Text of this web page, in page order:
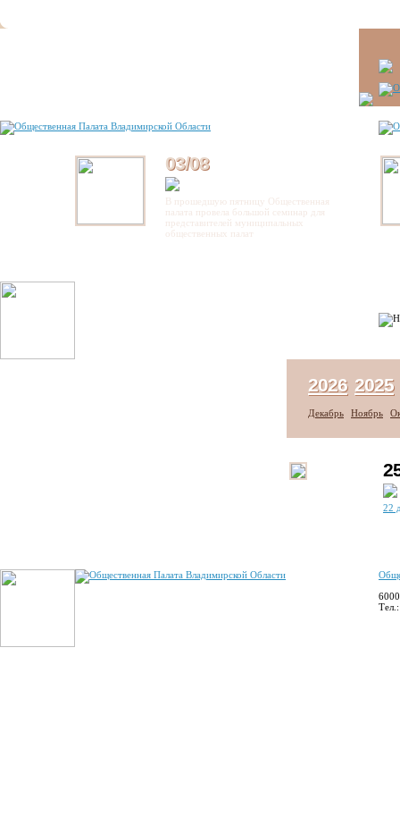
03/08
В прошедшую пятницу Общественная
палата провела большой семинар для
представителей муниципальных
общественных палат
2026 2025
Декабрь Ноябрь
22